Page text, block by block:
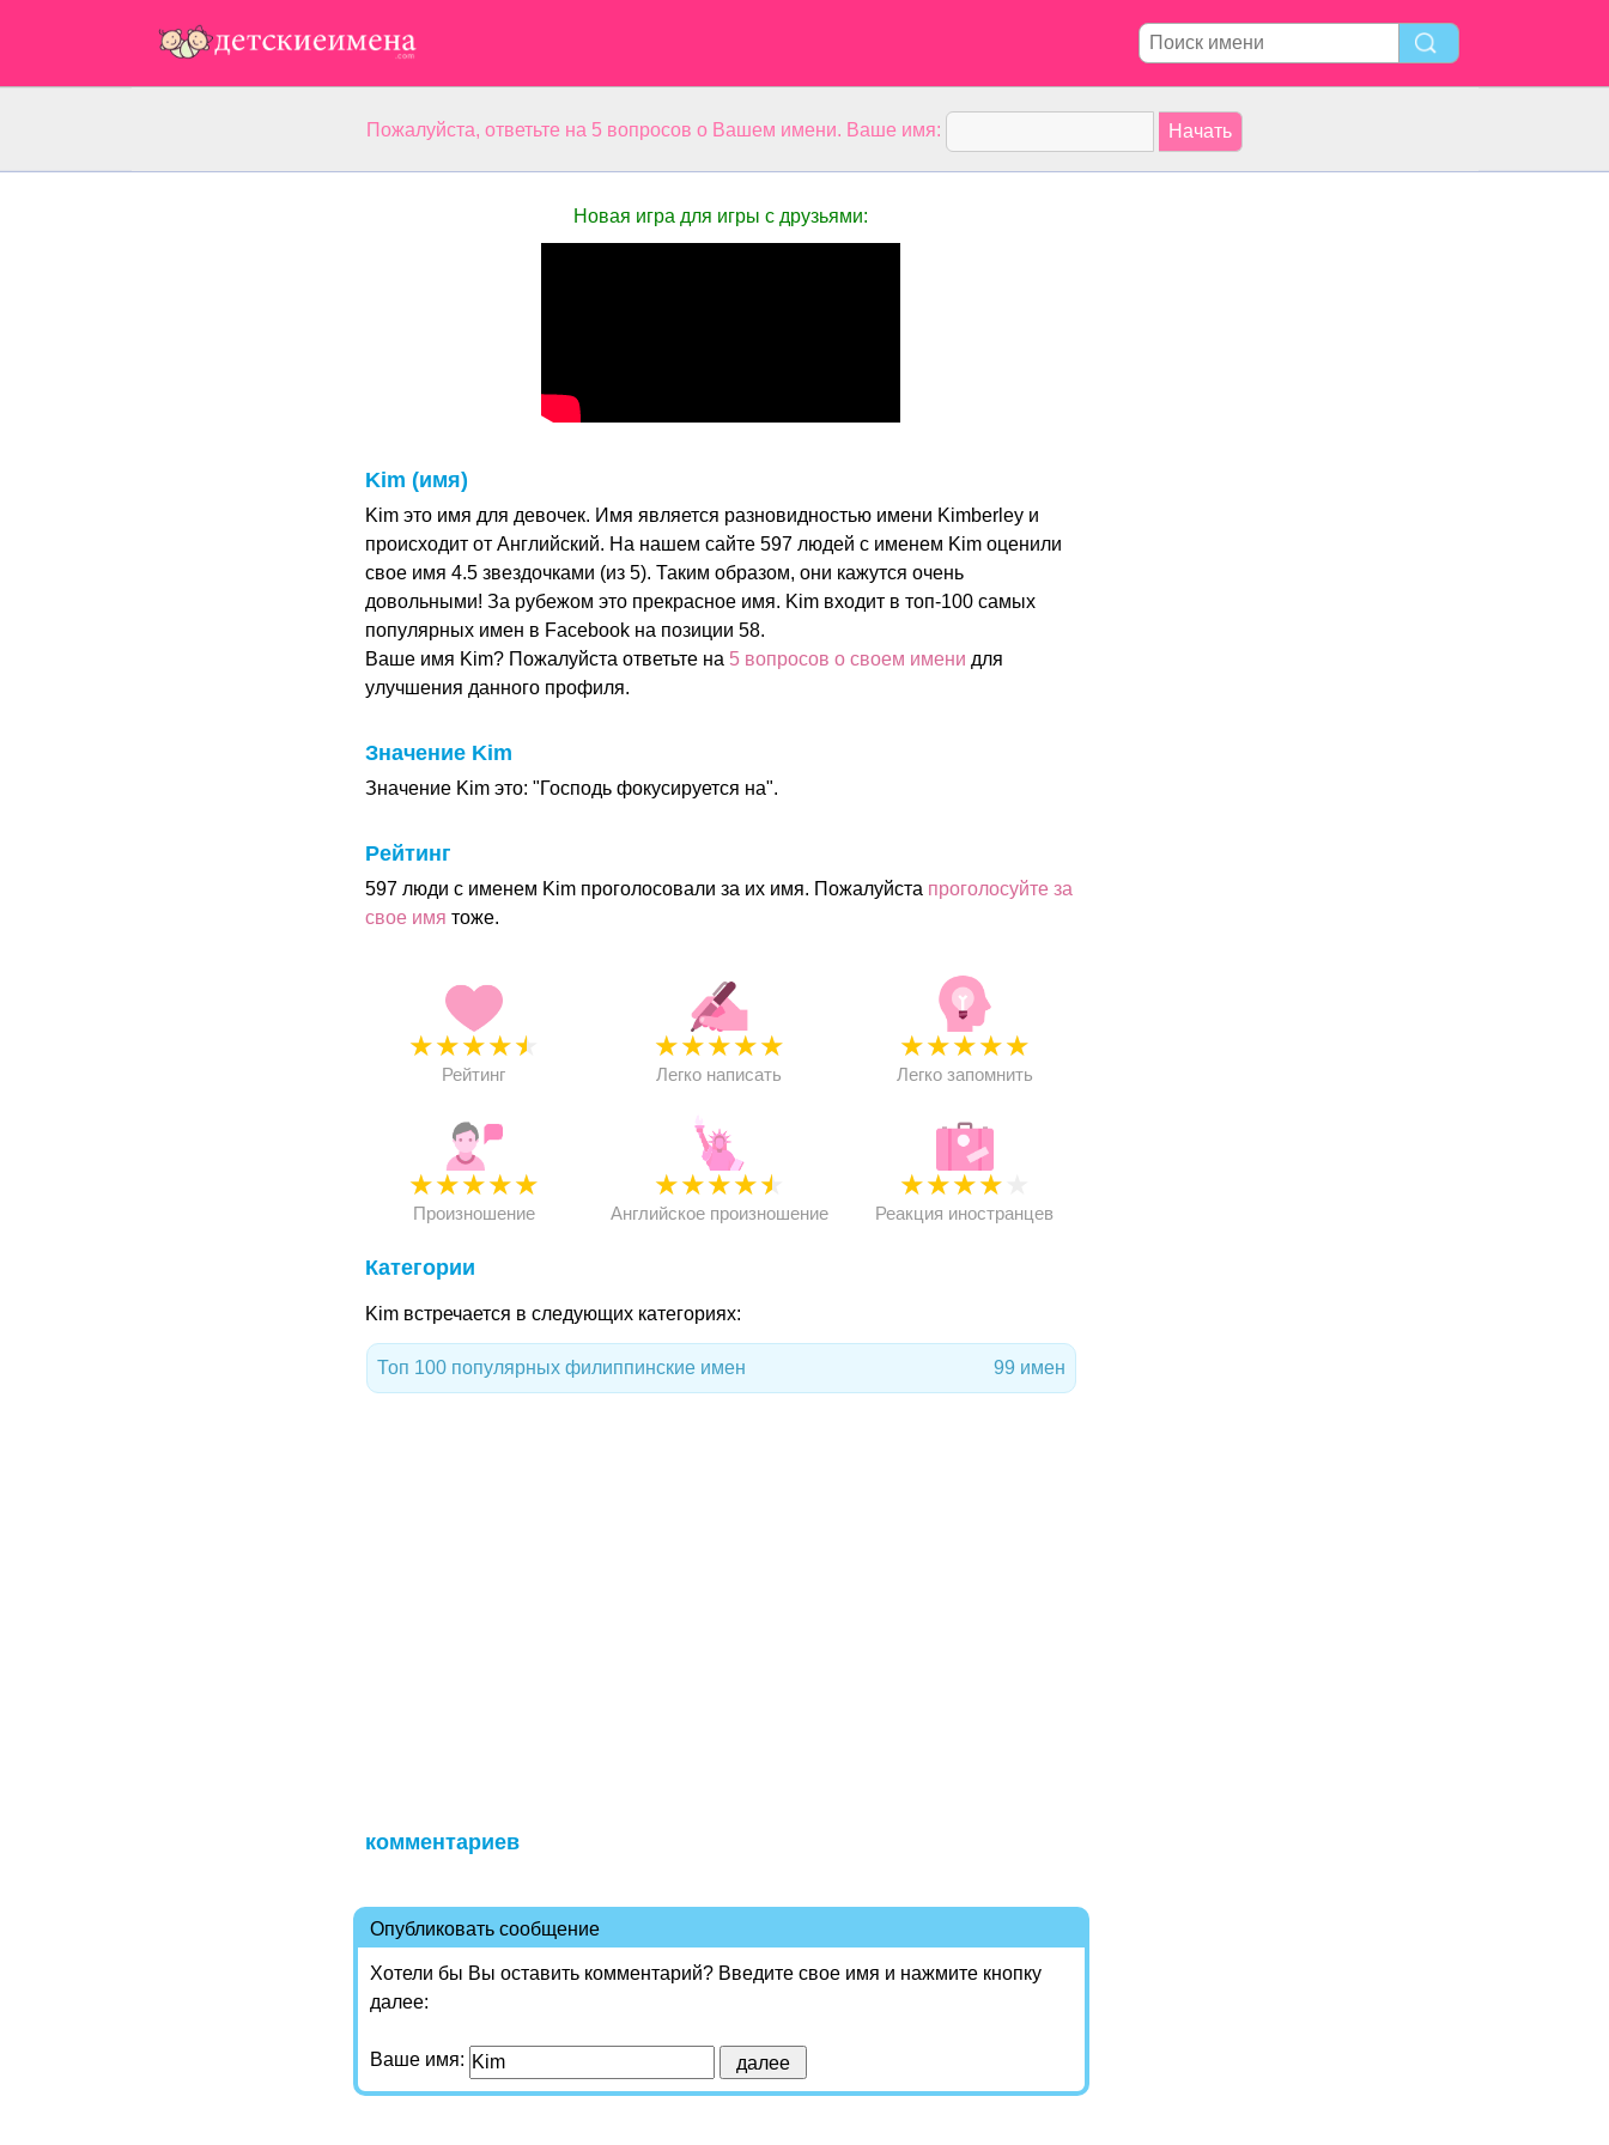
Пожалуйста, ответьте на 5 вопросов о Вашем имени. Ваше имя:
Новая игра для игры с друзьями:
Kim (имя)
Kim это имя для девочек. Имя является разновидностью имени Kimberley и
происходит от Английский. На нашем сайте 597 людей с именем Kim оценили
свое имя 4.5 звездочками (из 5). Таким образом, они кажутся очень
довольными! За рубежом это прекрасное имя. Kim входит в топ-100 самых
популярных имен в Facebook на позиции 58.
Ваше имя Kim? Пожалуйста ответьте на 5 вопросов о своем имени для
улучшения данного профиля.
Значение Kim
Значение Kim это: "Господь фокусируется на".
Рейтинг
597 люди с именем Kim проголосовали за их имя. Пожалуйста проголосуйте за
свое имя тоже.
★★★★★
Рейтинг
★★★★★
Легко написать
★★★★★
Легко запомнить
★★★★★
Произношение
★★★★★
Английское произношение
★★★★
Реакция иностранцев
Категории
Kim встречается в следующих категориях:
Топ 100 популярных филиппинские имен 99 имен
комментариев
Опубликовать сообщение
Хотели бы Вы оставить комментарий? Введите свое имя и нажмите кнопку
далее:
Ваше имя: